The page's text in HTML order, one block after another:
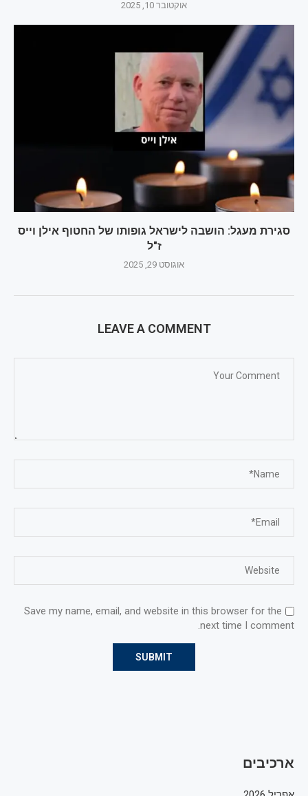
אוקטובר 10, 2025
סגירת מעגל: הושבה לישראל גופותו של החטוף אילן וייס
ז"ל
אוגוסט 29, 2025
LEAVE A COMMENT
Save my name, email, and website in this browser for the
next time I comment.
ארכיבים